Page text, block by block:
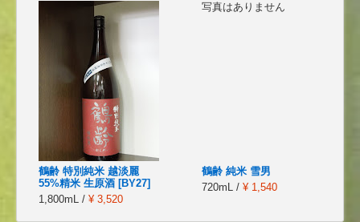
鶴齢 特別純米 越淡麗
55%精米 生原酒 [BY27]
1,800mL / ¥ 3,520
写真はありません
鶴齢 純米 雪男
720mL / ¥ 1,540